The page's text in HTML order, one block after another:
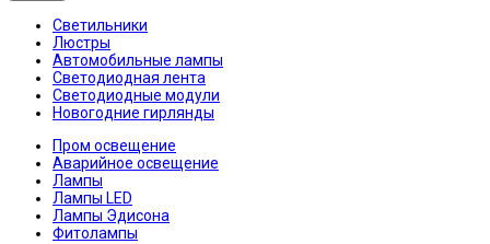
Светильники
Люстры
Автомобильные лампы
Светодиодная лента
Светодиодные модули
Новогодние гирлянды
Пром освещение
Аварийное освещение
Лампы
Лампы LED
Лампы Эдисона
Фитолампы